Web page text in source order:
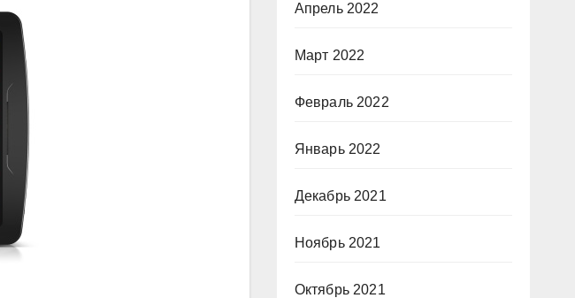
Апрель 2022
Март 2022
Февраль 2022
Январь 2022
Декабрь 2021
Ноябрь 2021
Октябрь 2021